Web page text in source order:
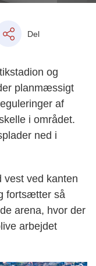
Del
og
planmæssigt
af
i området.
ned i
ved kanten
fortsætter så
arena, hvor der
arbejdet